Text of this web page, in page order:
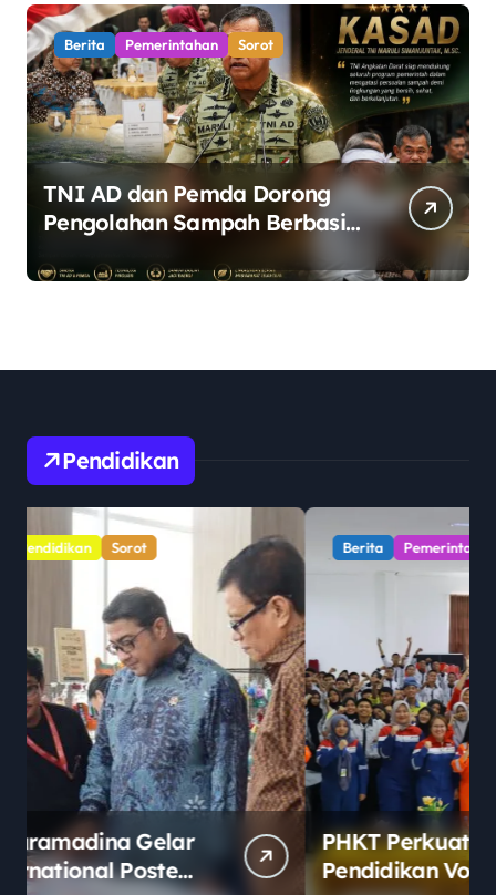
Berita Pemerintahan Sorot
TNI AD dan Pemda Dorong
Pengolahan Sampah Berbasis
Pendidikan
Berita Pemerintahan Pendidikan Sorot
PHKT Perkuat Link and Match
Pendidikan Vokasi Lewat